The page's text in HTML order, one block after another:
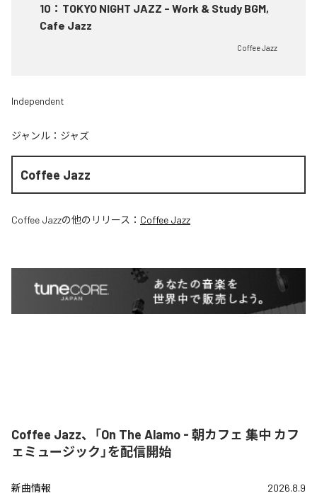
10 ： TOKYO NIGHT JAZZ - Work & Study BGM,
Cafe Jazz
Coffee Jazz
Independent
ジャンル： ジャズ
Coffee Jazz
Coffee Jazzの他のリリース： Coffee Jazz
Coffee Jazz、「On The Alamo - 朝カフェ 集中 カフ
ェミュージック」を配信開始
新曲情報 2026.8.9